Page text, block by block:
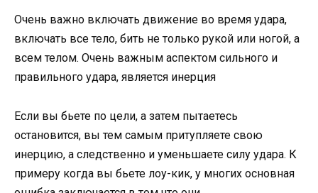
Очень важно включать движение во время удара,
включать все тело, бить не только рукой или ногой, а
всем телом. Очень важным аспектом сильного и
правильного удара, является инерция
Если вы бьете по цели, а затем пытаетесь
остановится, вы тем самым притупляете свою
инерцию, а следственно и уменьшаете силу удара. К
примеру когда вы бьете лоу-кик, у многих основная